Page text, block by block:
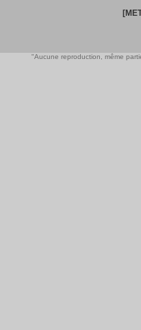
"Aucune reproduction, même